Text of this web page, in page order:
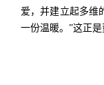
爱，并建立起多维
一份温暖。”这正